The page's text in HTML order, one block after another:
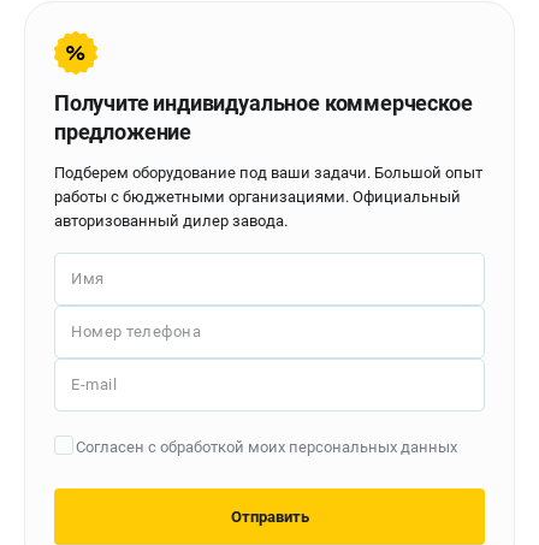
Контакты
Доставка
Оплата
Бонусная программа
Новости
Пользовательское соглашение
ПОЛЕЗНЫЕ МАТЕРИАЛЫ
Как выбрать заточной станок?
Основные виды сверлильных станков и их назначение
Арматурогибы ручные и электрические
Токарные станки и их особенности
ТЕЛЕФОН (САНКТ-ПЕТЕРБУРГ)
+7 (812) 564-50-74
Получите индивидуальное коммерческое
предложение
Подберем оборудование под ваши задачи. Большой опыт
работы с бюджетными организациями. Официальный
авторизованный дилер завода.
Имя
Номер телефона
E-mail
Согласен с обработкой моих персональных данных
Отправить